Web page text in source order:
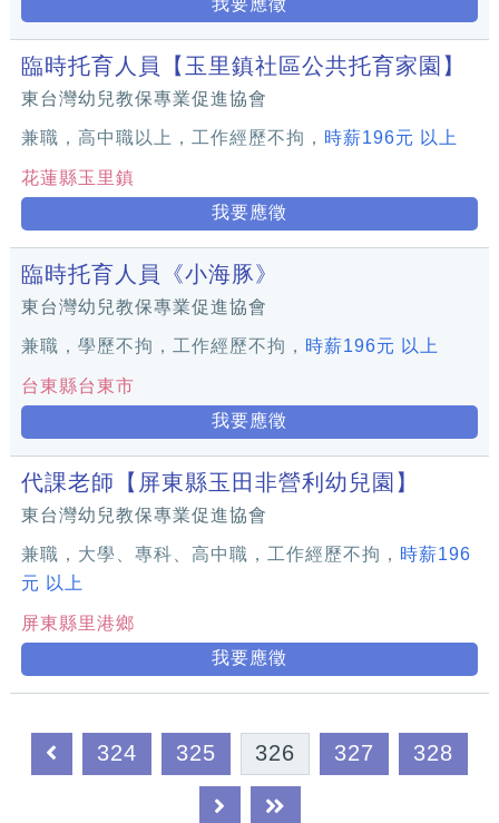
我要應徵
臨時托育人員【玉里鎮社區公共托育家園】
東台灣幼兒教保專業促進協會
兼職，高中職以上，工作經歷不拘， 時薪196元 以上
花蓮縣玉里鎮
我要應徵
臨時托育人員《小海豚》
東台灣幼兒教保專業促進協會
兼職，學歷不拘，工作經歷不拘， 時薪196元 以上
台東縣台東市
我要應徵
代課老師【屏東縣玉田非營利幼兒園】
東台灣幼兒教保專業促進協會
兼職，大學、專科、高中職，工作經歷不拘， 時薪196
元 以上
屏東縣里港鄉
我要應徵
324 325 326 327 328